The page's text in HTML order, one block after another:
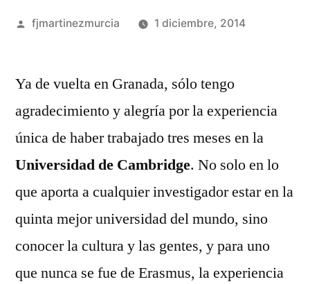
Publicado
fjmartinezmurcia 1 diciembre, 2014
en
a
una
Ya de vuelta en Granada, sólo tengo
agradecimiento y alegría por la experiencia
única de haber trabajado tres meses en la
Universidad de Cambridge. No solo en lo
que aporta a cualquier investigador estar en la
quinta mejor universidad del mundo, sino
conocer la cultura y las gentes, y para uno
que nunca se fue de Erasmus, la experiencia